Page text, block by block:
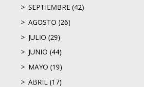
SEPTIEMBRE (42)
AGOSTO (26)
JULIO (29)
JUNIO (44)
MAYO (19)
ABRIL (17)